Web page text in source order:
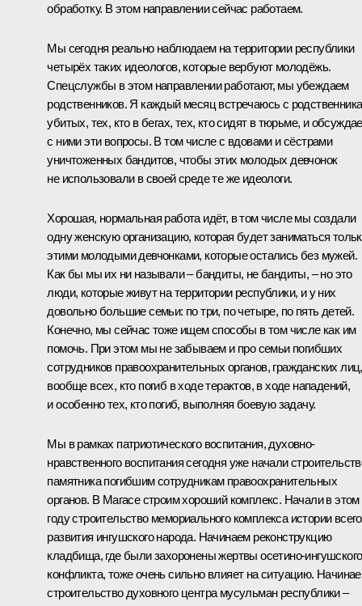
обработку. В этом направлении сейчас работаем.
Мы сегодня реально наблюдаем на территории республики
четырёх таких идеологов, которые вербуют молодёжь.
Спецслужбы в этом направлении работают, мы убеждаем
родственников. Я каждый месяц встречаюсь с
убитых, тех, кто в бегах, тех, кто сидят в тюрьме, и
с ними эти вопросы. В том числе с вдовами и сёстрами
уничтоженных бандитов, чтобы этих молодых девчонок
не использовали в своей среде те же идеологи.
Хорошая, нормальная работа идёт, в том числе мы создали
одну женскую организацию, которая будет заниматься
этими молодыми девчонками, которые остались без мужей.
Как бы мы их ни называли – бандиты, не бандиты, – но это
люди, которые живут на территории республики, и у них
довольно большие семьи: по три, по четыре, по пять детей.
Конечно, мы сейчас тоже ищем способы в том числе как им
помочь. При этом мы не забываем и про семьи погибших
сотрудников правоохранительных органов, гражданских лиц,
вообще всех, кто погиб в ходе терактов, в ходе нападений,
и особенно тех, кто погиб, выполняя боевую задачу.
Мы в рамках патриотического воспитания, духовно-
нравственного воспитания сегодня уже начали
памятника погибшим сотрудникам правоохранительных
органов. В Магасе строим хороший комплекс. Начали в этом
году строительство мемориального комплекса истории всего
развития ингушского народа. Начинаем реконструкцию
кладбища, где были захоронены жертвы осетино-ингушского
конфликта, тоже очень сильно влияет на ситуацию.
строительство духовного центра мусульман республики –